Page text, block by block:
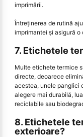
imprimării.
Întreţinerea de rutină
imprimantei şi asigură
7. Etichetele
Multe etichete termice
directe, deoarece
acestea, unele panglici
alegere mai durabilă,
reciclabile sau
8. Etichetele
exterioare?